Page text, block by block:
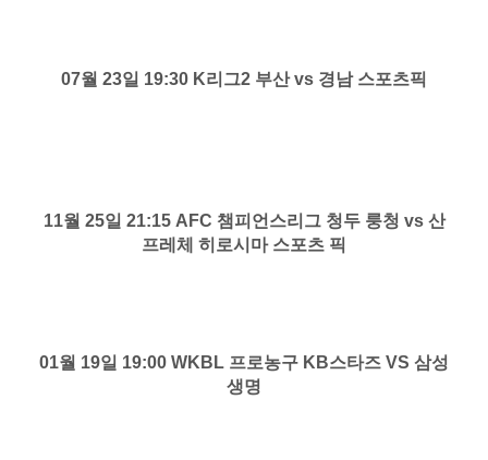
07월 23일 19:30 K리그2 부산 vs 경남 스포츠픽
11월 25일 21:15 AFC 챔피언스리그 청두 룽청 vs 산
프레체 히로시마 스포츠 픽
01월 19일 19:00 WKBL 프로농구 KB스타즈 VS 삼성
생명